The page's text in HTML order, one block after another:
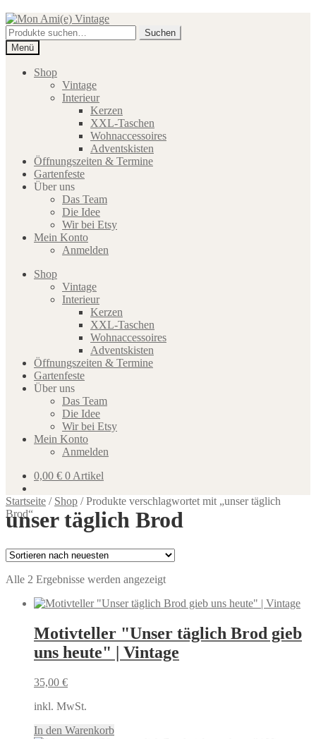
Zur
Navigation
springen
Zum
Inhalt
springen
Suche
nach:
Suchen
Menü
Shop
Vintage
Interieur
Kerzen
XXL-Taschen
Wohnaccessoires
Adventskisten
Öffnungszeiten & Termine
Gartenfeste
Über uns
Das Team
Die Idee
Wir bei Etsy
Mein Konto
Anmelden
Shop
Vintage
Interieur
Kerzen
XXL-Taschen
Wohnaccessoires
Adventskisten
Öffnungszeiten & Termine
Gartenfeste
Über uns
Das Team
Die Idee
Wir bei Etsy
Mein Konto
Anmelden
0,00 € 0 Artikel
Startseite / Shop /Produkte verschlagwortet mit „unser täglich
Brod“
unser täglich Brod
Alle 2 Ergebnisse werden angezeigtNach
sortiert
Motivteller "Unser täglich Brod gieb
uns heute" | Vintage
35,00 €
inkl. MwSt.
In den Warenkorb